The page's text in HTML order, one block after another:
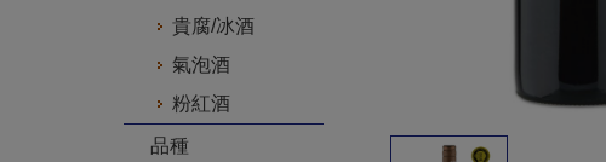
貴腐/冰酒
氣泡酒
粉紅酒
品種